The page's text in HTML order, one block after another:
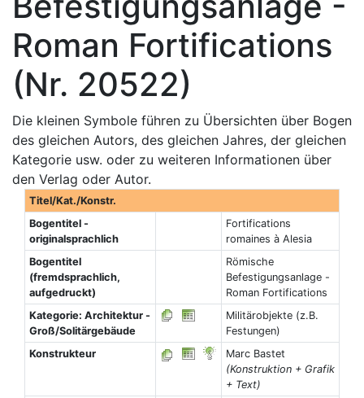
Roman Fortifications
(Nr. 20522)
Die kleinen Symbole führen zu Übersichten über Bogen
des gleichen Autors, des gleichen Jahres, der gleichen
Kategorie usw. oder zu weiteren Informationen über
den Verlag oder Autor.
Titel/Kat./Konstr.
Bogentitel -
originalsprachlich
Fortifications
romaines à Alesia
Bogentitel
(fremdsprachlich,
aufgedruckt)
Römische
Befestigungsanlage -
Roman Fortifications
Kategorie: Architektur -
Groß/Solitärgebäude
Militärobjekte (z.B.
Festungen)
Konstrukteur
Marc Bastet
(Konstruktion + Grafik
+ Text)